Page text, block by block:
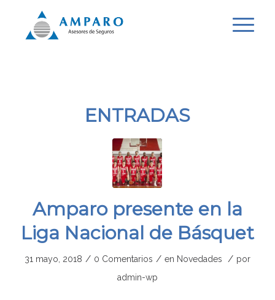
ENTRADAS
Amparo presente en la
Liga Nacional de Básquet
31 mayo, 2018 / 0 Comentarios / en Novedades / por
admin-wp